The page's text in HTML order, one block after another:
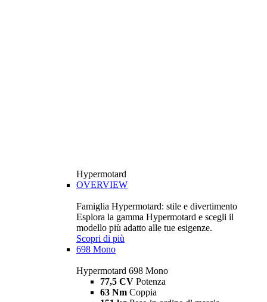
Hypermotard
OVERVIEW
Famiglia Hypermotard: stile e divertimento
Esplora la gamma Hypermotard e scegli il
modello più adatto alle tue esigenze.
Scopri di più
698 Mono
Hypermotard 698 Mono
77,5 CV Potenza
63 Nm Coppia